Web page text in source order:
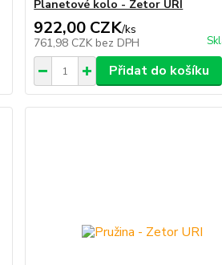
Planetové kolo - Zetor URI
922,00 CZK/ks
761,98 CZK bez DPH
Přidat do košíku